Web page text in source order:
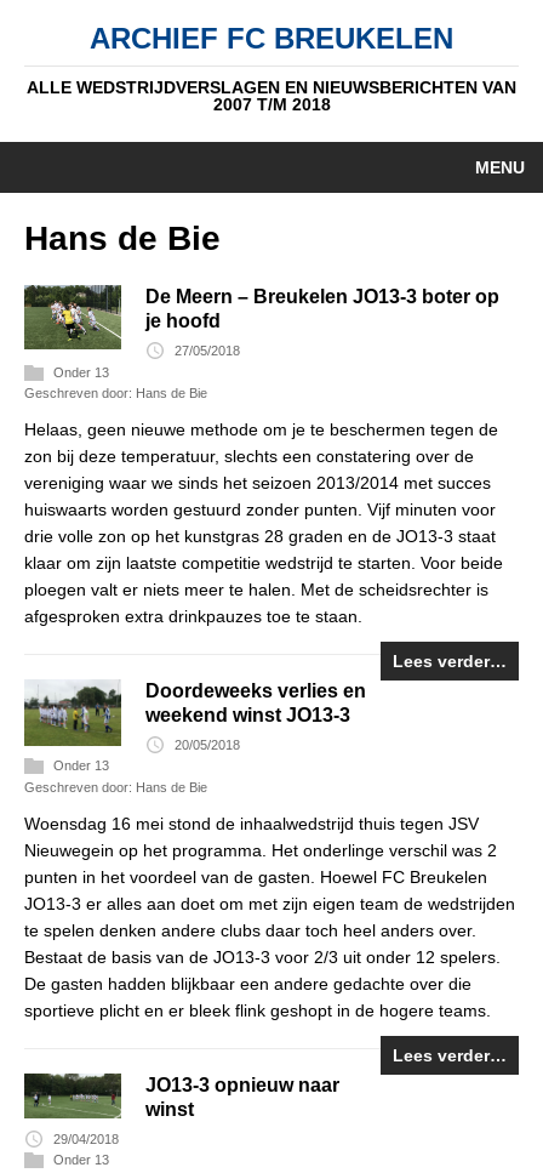
ARCHIEF FC BREUKELEN
ALLE WEDSTRIJDVERSLAGEN EN NIEUWSBERICHTEN VAN
2007 T/M 2018
MENU
PUPIL V/D WEEK
AUTEURS
ALGEMEEN
STANDEN
Hans de Bie
De Meern – Breukelen JO13-3 boter op
je hoofd
27/05/2018
Onder 13
Geschreven door: Hans de Bie
Helaas, geen nieuwe methode om je te beschermen tegen de
zon bij deze temperatuur, slechts een constatering over de
vereniging waar we sinds het seizoen 2013/2014 met succes
huiswaarts worden gestuurd zonder punten. Vijf minuten voor
drie volle zon op het kunstgras 28 graden en de JO13-3 staat
klaar om zijn laatste competitie wedstrijd te starten. Voor beide
ploegen valt er niets meer te halen. Met de scheidsrechter is
afgesproken extra drinkpauzes toe te staan.
Lees verder…
Doordeweeks verlies en
weekend winst JO13-3
20/05/2018
Onder 13
Geschreven door: Hans de Bie
Woensdag 16 mei stond de inhaalwedstrijd thuis tegen JSV
Nieuwegein op het programma. Het onderlinge verschil was 2
punten in het voordeel van de gasten. Hoewel FC Breukelen
JO13-3 er alles aan doet om met zijn eigen team de wedstrijden
te spelen denken andere clubs daar toch heel anders over.
Bestaat de basis van de JO13-3 voor 2/3 uit onder 12 spelers.
De gasten hadden blijkbaar een andere gedachte over die
sportieve plicht en er bleek flink geshopt in de hogere teams.
Lees verder…
JO13-3 opnieuw naar
winst
29/04/2018
Onder 13